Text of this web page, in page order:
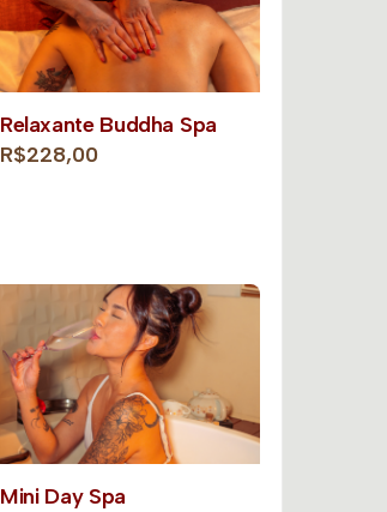
Relaxante Buddha Spa
R$228,00
Mini Day Spa